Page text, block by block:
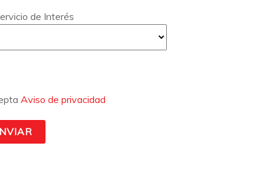
de Interés
Aviso de privacidad